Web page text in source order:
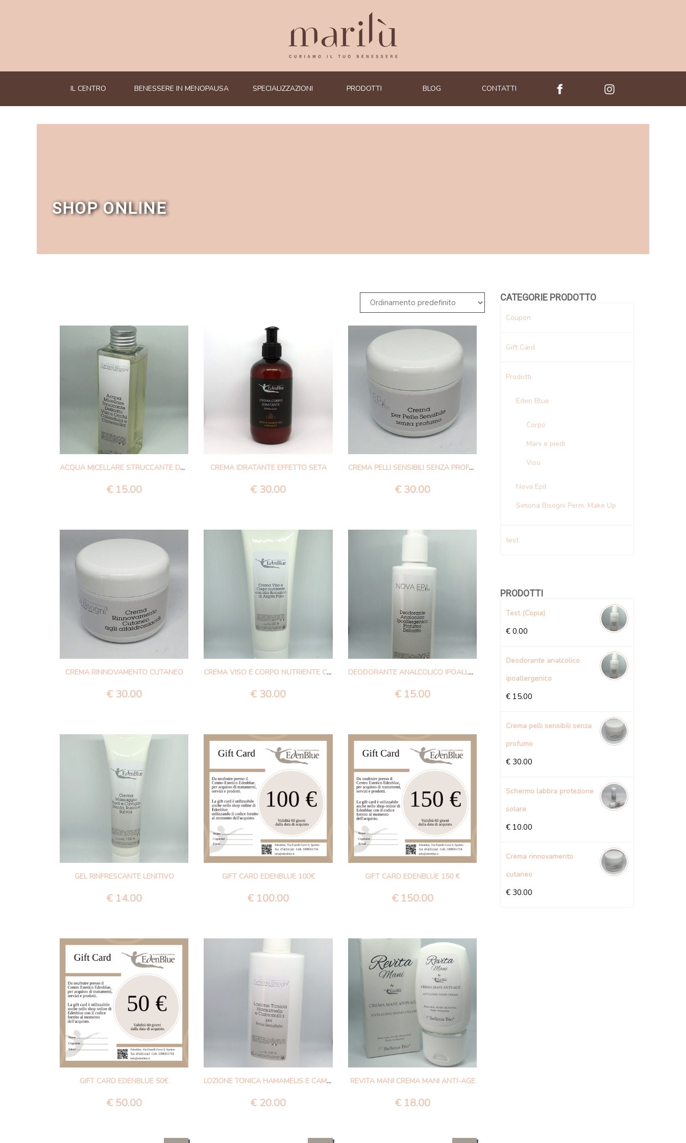
IL CENTRO BENESSERE IN MENOPAUSA SPECIALIZZAZIONI PRODOTTI BLOG CONTATTI
SHOP ONLINE
ACQUA MICELLARE STRUCCANTE DELICATO VISO E OCCHI
€15.00
CREMA IDRATANTE EFFETTO SETA
€ 30.00
CREMA PELLI SENSIBILI SENZA PROFUMO
€30.00
CREMA RINNOVAMENTO CUTANEO
€30.00
CREMA VISO E CORPO NUTRIENTE CON OLIO BIOLOGICO DI ARGAN PURO
€ 30.00
DEODORANTE ANALCOLICO IPOALLERGENICO
€15.00
GEL RINFRESCANTE LENITIVO
€14.00
GIFT CARD EDENBLUE 100€
€ 100.00
GIFT CARD EDENBLUE 150 €
€150.00
GIFT CARD EDENBLUE 50€
€50.00
LOZIONE TONICA HAMAMELIS E CAMOMILLA
€ 20.00
REVITA MANI CREMA MANI ANTI-AGE
€18.00
CATEGORIE PRODOTTO
Coupon
Gift Card
Prodotti
Eden Blue
Corpo
Mani e piedi
Viso
Nova Epil
Simona Bisogni Perm. Make Up
test
PRODOTTI
Test (Copia)
€0.00
Deodorante analcolico
ipoallergenico
€15.00
Crema pelli sensibili senza
profumo
€30.00
Schermo labbra protezione
solare
€10.00
Crema rinnovamento
cutaneo
€30.00